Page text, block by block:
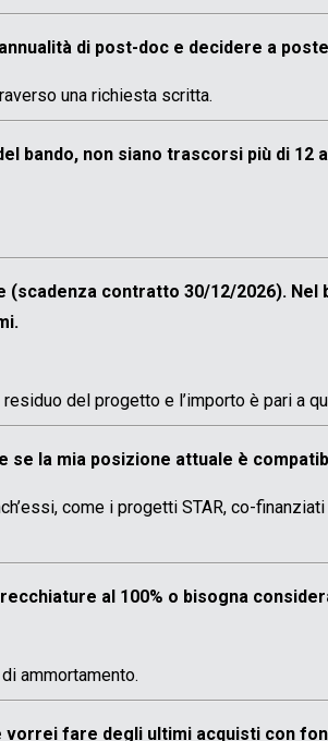
di post-doc e decidere a
una richiesta scritta.
bando, non siano trascorsi più di
contratto 30/12/2026).
del progetto e l’importo è pari a
la mia posizione attuale è
come i progetti STAR, co-
al 100% o bisogna
ammortamento.
fare degli ultimi acquisti con